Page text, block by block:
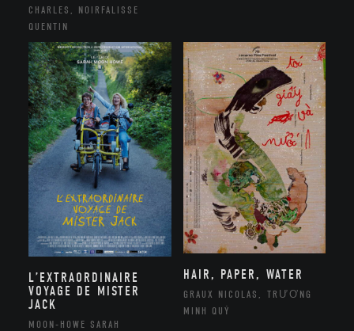
CHARLES, NOIRFALISSE
QUENTIN
L’EXTRAORDINAIRE
VOYAGE DE MISTER
JACK
MOON-HOWE SARAH
HAIR, PAPER, WATER
GRAUX NICOLAS, TRƯƠNG
MINH QUÝ